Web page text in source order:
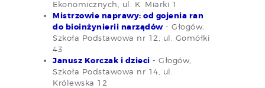
Ekonomicznych, ul. K. Miarki 1
Mistrzowie naprawy: od gojenia ran
do bioinżynierii narządów- Głogów,
Szkoła Podstawowa nr 12, ul. Gomółki
43
Janusz Korczak i dzieci - Głogów,
Szkoła Podstawowa nr 14, ul.
Królewska 12